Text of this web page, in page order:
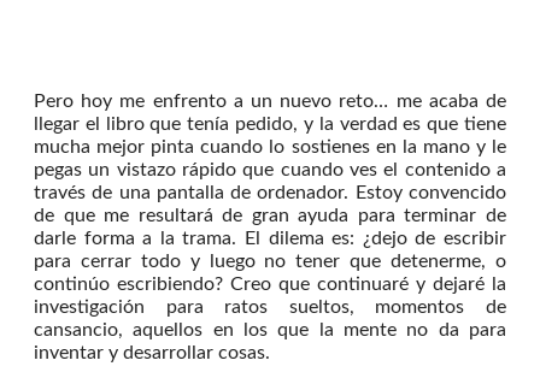
Pero hoy me enfrento a un nuevo reto… me acaba de
llegar el libro que tenía pedido, y la verdad es que tiene
mucha mejor pinta cuando lo sostienes en la mano y le
pegas un vistazo rápido que cuando ves el contenido a
través de una pantalla de ordenador. Estoy convencido
de que me resultará de gran ayuda para terminar de
darle forma a la trama. El dilema es: ¿dejo de escribir
para cerrar todo y luego no tener que detenerme, o
continúo escribiendo? Creo que continuaré y dejaré la
investigación para ratos sueltos, momentos de
cansancio, aquellos en los que la mente no da para
inventar y desarrollar cosas.